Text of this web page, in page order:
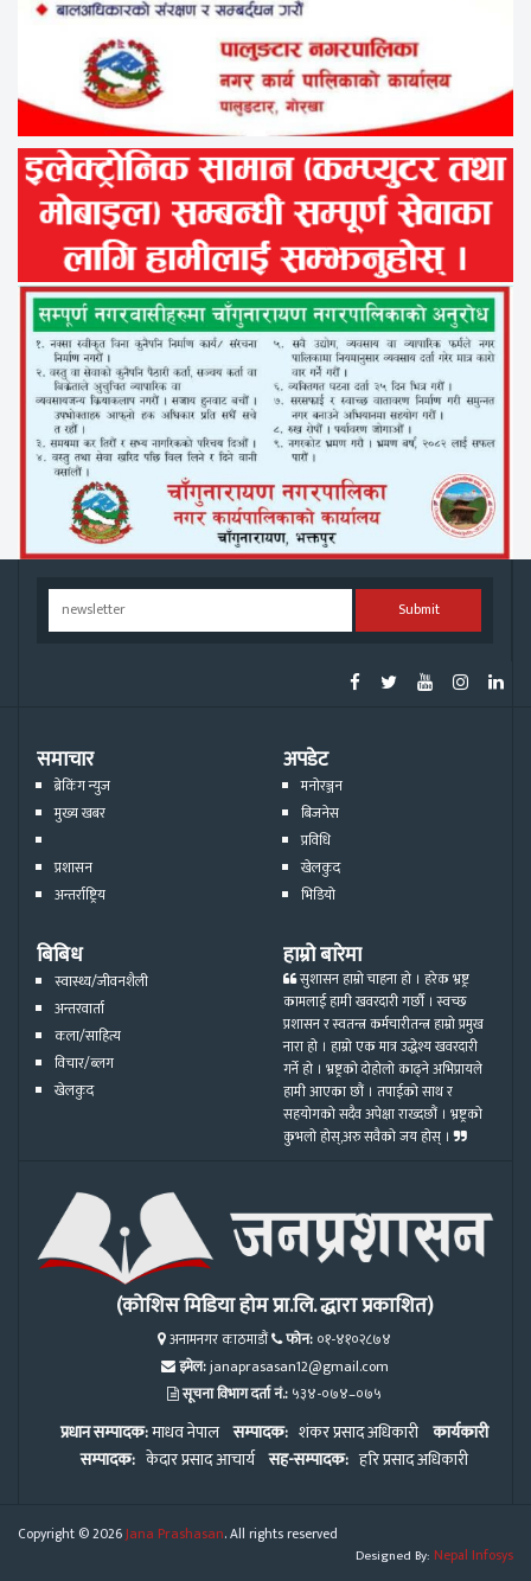
Submit
समाचार
ब्रेकिंग न्युज
मुख्य खबर
प्रशासन
अन्तर्राष्ट्रिय
अपडेट
मनोरञ्जन
बिजनेस
प्रविधि
खेलकुद
भिडियो
बिबिध
स्वास्थ्य/जीवनशैली
अन्तरवार्ता
कला/साहित्य
विचार/ब्लग
खेलकुद
हाम्रो बारेमा
सुशासन हाम्रो चाहना हो । हरेक भ्रष्ट्र
कामलाई हामी खवरदारी गर्छौ । स्वच्छ
प्रशासन र स्वतन्त्र कर्मचारीतन्त्र हाम्रो प्रमुख
नारा हो । हाम्रो एक मात्र उद्धेश्य खवरदारी
गर्ने हो । भ्रष्ट्रको दोहोलो काढ्ने अभिप्रायले
हामी आएका छौं । तपाईको साथ र
सहयोगको सदैव अपेक्षा राख्दछौं । भ्रष्ट्रको
कुभलो होस्,अरु सवैको जय होस् ।
(कोशिस मिडिया होम प्रा.लि. द्धारा प्रकाशित)
अनामनगर काठमाडौं फोन: ०१-४१०२८७४
इमेल:janaprasasan12@gmail.com
सूचना विभाग दर्ता नं.: ५३४-०७४–०७५
प्रधान सम्पादक:माधव नेपाल सम्पादक: शंकर प्रसाद अधिकारी कार्यकारी
सम्पादक: केदार प्रसाद आचार्य सह-सम्पादक: हरि प्रसाद अधिकारी
Copyright © 2026Jana Prashasan. All rights reserved
Designed By: Nepal Infosys